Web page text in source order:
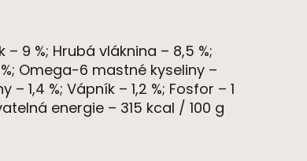
– 9 %; Hrubá vláknina – 8,5 %;
Omega-6 mastné kyseliny –
– 1,4 %; Vápník – 1,2 %; Fosfor – 1
á energie – 315 kcal / 100 g